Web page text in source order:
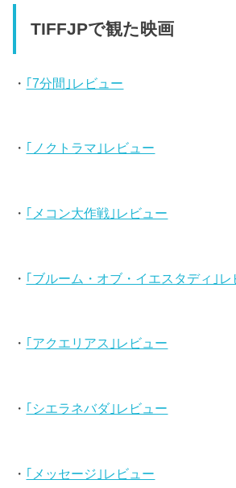
TIFFJPで観た映画
・ ｢7分間｣レビュー
・ ｢ノクトラマ｣レビュー
・ ｢メコン大作戦｣レビュー
・ ｢ブルーム・オブ・イエスタディ｣レ
・ ｢アクエリアス｣レビュー
・ ｢シエラネバダ｣レビュー
・ ｢メッセージ｣レビュー